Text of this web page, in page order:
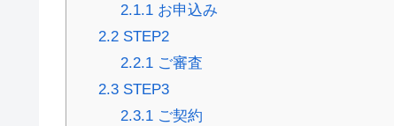
2.1.1 お申込み
2.2STEP2
2.2.1 ご審査
2.3STEP3
2.3.1 ご契約